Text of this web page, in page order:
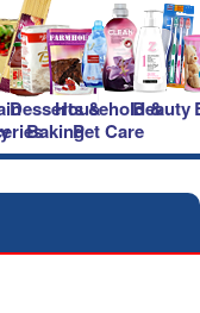
Desserts &
Baking
Household &
Pet Care
Beauty